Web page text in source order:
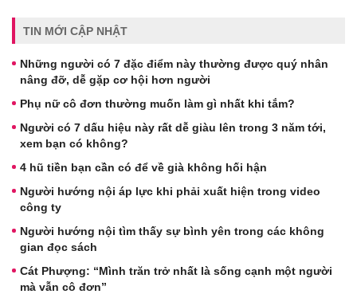
TIN MỚI CẬP NHẬT
Những người có 7 đặc điểm này thường được quý nhân
nâng đỡ, dễ gặp cơ hội hơn người
Phụ nữ cô đơn thường muốn làm gì nhất khi tắm?
Người có 7 dấu hiệu này rất dễ giàu lên trong 3 năm tới,
xem bạn có không?
4 hũ tiền bạn cần có để về già không hối hận
Người hướng nội áp lực khi phải xuất hiện trong video
công ty
Người hướng nội tìm thấy sự bình yên trong các không
gian đọc sách
Cát Phượng: “Mình trăn trở nhất là sống cạnh một người
mà vẫn cô đơn”